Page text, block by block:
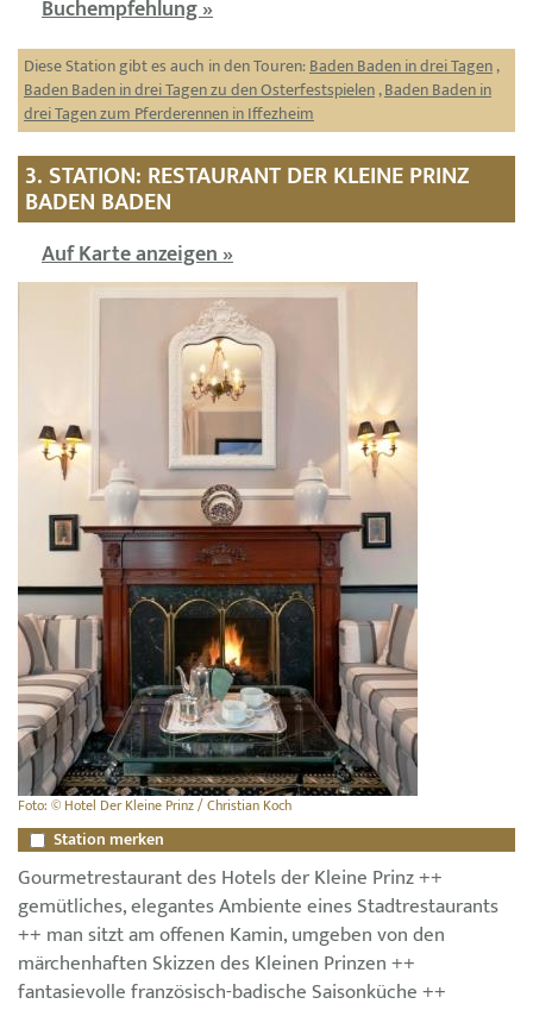
Buchempfehlung »
Diese Station gibt es auch in den Touren:Baden Baden in drei Tagen,
Baden Baden in drei Tagen zu den Osterfestspielen,Baden Baden in
drei Tagen zum Pferderennen in Iffezheim
3. STATION: RESTAURANT DER KLEINE PRINZ
BADEN BADEN
Auf Karte anzeigen »
Foto: © Hotel Der Kleine Prinz / Christian Koch
Station merken
Gourmetrestaurant des Hotels der Kleine Prinz ++
gemütliches, elegantes Ambiente eines Stadtrestaurants
++ man sitzt am offenen Kamin, umgeben von den
märchenhaften Skizzen des Kleinen Prinzen ++
fantasievolle französisch-badische Saisonküche ++